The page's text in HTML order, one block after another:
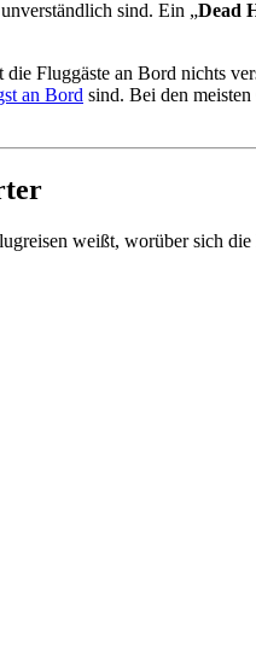
sind. Ein „Dead
die Fluggäste an Bord nichts
an Bord sind. Bei den
weißt, worüber sich